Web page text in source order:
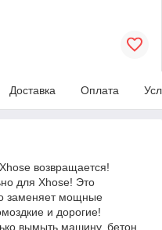
Доставка Оплата
Xhose возвращается!
для Xhose! Это
заменяет мощные
и дорогие!
вымыть машину, бетон,